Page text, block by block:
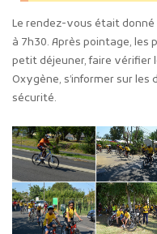
Le rendez-vous était donné
à 7h30. Après pointage,
petit déjeuner, faire vérifier
Oxygène, s’informer sur
sécurité.